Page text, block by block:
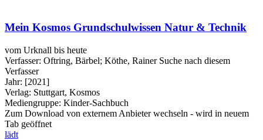
Mein Kosmos Grundschulwissen Natur & Technik
vom Urknall bis heute
Verfasser: Oftring, Bärbel; Köthe, Rainer Suche nach diesem
Verfasser
Jahr: [2021]
Verlag: Stuttgart, Kosmos
Mediengruppe: Kinder-Sachbuch
Zum Download von externem Anbieter wechseln - wird in neuem
Tab geöffnet
lädt